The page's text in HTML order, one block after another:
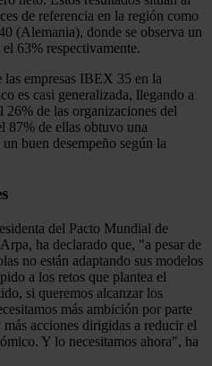
de referencia en la región como
(Alemania), donde se observa un
63% respectivamente.
empresas IBEX 35 en la
es casi generalizada, llegando a
26% de las organizaciones del
87% de ellas obtuvo una
buen desempeño según la
del Pacto Mundial de
ha declarado que, "a pesar de
no están adaptando sus modelos
a los retos que plantea el
si queremos alcanzar los
más ambición por parte
acciones dirigidas a reducir el
Y lo necesitamos ahora", ha